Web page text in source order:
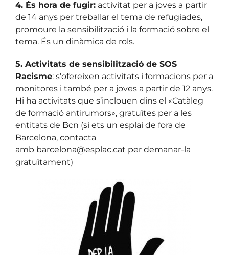
4. És hora de fugir: activitat per a joves a partir
de 14 anys per treballar el tema de refugiades,
promoure la sensibilització i la formació sobre el
tema. És un dinàmica de rols.
5. Activitats de sensibilització de SOS
Racisme: s’ofereixen activitats i formacions per a
monitores i també per a joves a partir de 12 anys.
Hi ha activitats que s’inclouen dins el «Catàleg
de formació antirumors», gratuïtes per a les
entitats de Bcn (si ets un esplai de fora de
Barcelona, contacta
amb barcelona@esplac.cat per demanar-la
gratuïtament)